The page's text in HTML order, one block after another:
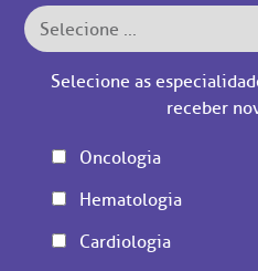
Selecione as
receber
Oncologia
Hematologia
Cardiologia